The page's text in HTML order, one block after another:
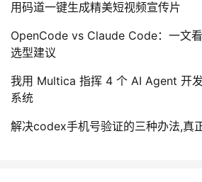
用码道一键生成精美短视频宣传片
OpenCode vs Claude Code：一文
选型建议
我用 Multica 指挥 4 个 AI Agent 开
系统
解决codex手机号验证的三种办法,真